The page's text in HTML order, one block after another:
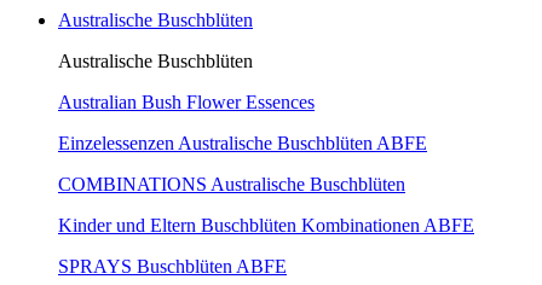
Australische Buschblüten
Australische Buschblüten
Australian Bush Flower Essences
Einzelessenzen Australische Buschblüten ABFE
COMBINATIONS Australische Buschblüten
Kinder und Eltern Buschblüten Kombinationen ABFE
SPRAYS Buschblüten ABFE